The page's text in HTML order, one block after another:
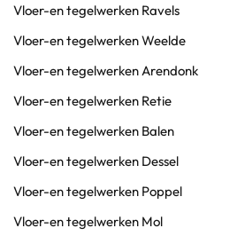
Vloer-en tegelwerken Ravels
Vloer-en tegelwerken Weelde
Vloer-en tegelwerken Arendonk
Vloer-en tegelwerken Retie
Vloer-en tegelwerken Balen
Vloer-en tegelwerken Dessel
Vloer-en tegelwerken Poppel
Vloer-en tegelwerken Mol